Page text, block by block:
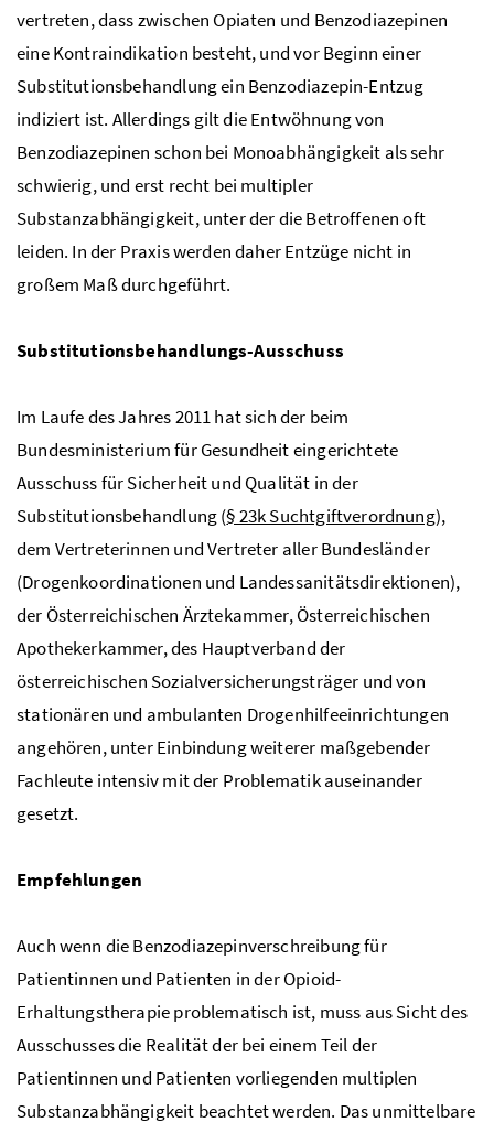
vertreten, dass zwischen Opiaten und Benzodiazepinen
eine Kontraindikation besteht, und vor Beginn einer
Substitutionsbehandlung ein Benzodiazepin-Entzug
indiziert ist. Allerdings gilt die Entwöhnung von
Benzodiazepinen schon bei Monoabhängigkeit als sehr
schwierig, und erst recht bei multipler
Substanzabhängigkeit, unter der die Betroffenen oft
leiden. In der Praxis werden daher Entzüge nicht in
großem Maß durchgeführt.
Substitutionsbehandlungs-Ausschuss
Im Laufe des Jahres 2011 hat sich der beim
Bundesministerium für Gesundheit eingerichtete
Ausschuss für Sicherheit und Qualität in der
Substitutionsbehandlung (§ 23k Suchtgiftverordnung),
dem Vertreterinnen und Vertreter aller Bundesländer
(Drogenkoordinationen und Landessanitätsdirektionen),
der Österreichischen Ärztekammer, Österreichischen
Apothekerkammer, des Hauptverband der
österreichischen Sozialversicherungsträger und von
stationären und ambulanten Drogenhilfeeinrichtungen
angehören, unter Einbindung weiterer maßgebender
Fachleute intensiv mit der Problematik auseinander
gesetzt.
Empfehlungen
Auch wenn die Benzodiazepinverschreibung für
Patientinnen und Patienten in der Opioid-
Erhaltungstherapie problematisch ist, muss aus Sicht des
Ausschusses die Realität der bei einem Teil der
Patientinnen und Patienten vorliegenden multiplen
Substanzabhängigkeit beachtet werden. Das unmittelbare